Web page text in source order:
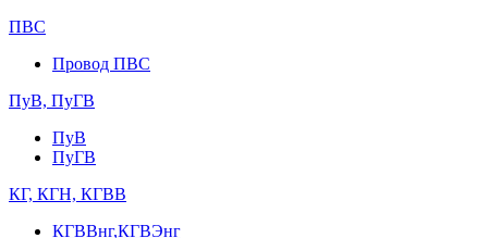
ПВС
Провод ПВС
ПуВ, ПуГВ
ПуВ
ПуГВ
КГ, КГН, КГВВ
КГВВнг,КГВЭнг